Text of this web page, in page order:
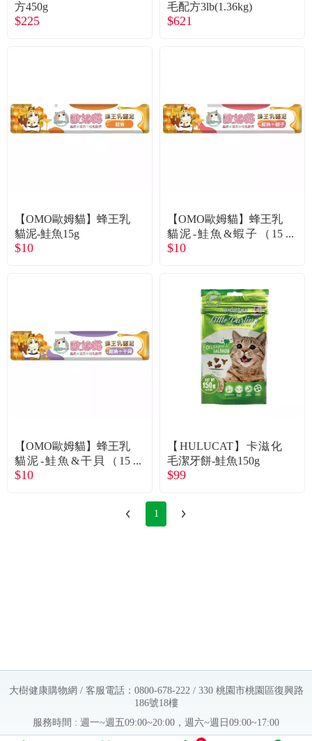
方450g
$225
毛配方3lb(1.36kg)
$621
【OMO歐姆貓】蜂王乳
貓泥-鮭魚15g
$10
【OMO歐姆貓】蜂王乳
貓泥-鮭魚&蝦子（15
g）
$10
【OMO歐姆貓】蜂王乳
貓泥-鮭魚&干貝（15
g）
$10
【HULUCAT】卡滋化
毛潔牙餅-鮭魚150g
$99
1
大樹健康購物網 / 客服電話：0800-678-222 / 330 桃園市桃園區復興路
186號18樓
服務時間 : 週一~週五09:00~20:00，週六~週日09:00~17:00